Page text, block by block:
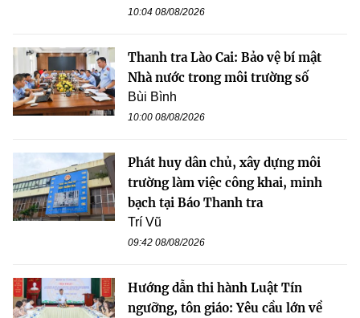
10:04 08/08/2026
Thanh tra Lào Cai: Bảo vệ bí mật
Nhà nước trong môi trường số
Bùi Bình
10:00 08/08/2026
Phát huy dân chủ, xây dựng môi
trường làm việc công khai, minh
bạch tại Báo Thanh tra
Trí Vũ
09:42 08/08/2026
Hướng dẫn thi hành Luật Tín
ngưỡng, tôn giáo: Yêu cầu lớn về